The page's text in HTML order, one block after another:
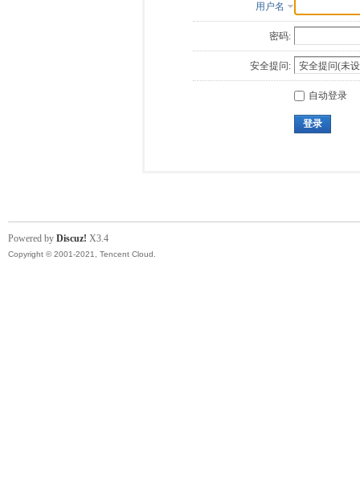
用户名
密码:
安全提问:
自动登录
登录
Powered by Discuz! X3.4
Copyright © 2001-2021, Tencent Cloud.